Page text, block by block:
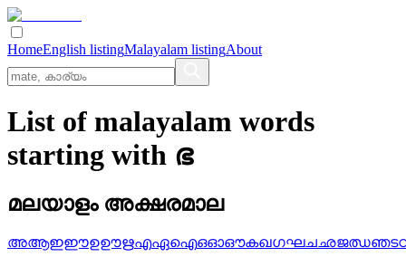
HomeEnglish listingMalayalam listingAbout
List of malayalam words
starting with ഭ
മലയാളം അക്ഷരമാല
അആഇഈഉഊഋഎഏഐഒഓഔകഖഗഘചഛജഝഞട